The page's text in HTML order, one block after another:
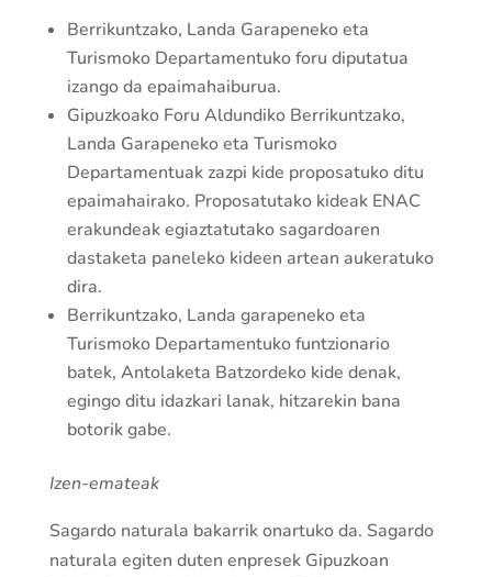
Berrikuntzako, Landa Garapeneko eta
Turismoko Departamentuko foru diputatua
izango da epaimahaiburua.
Gipuzkoako Foru Aldundiko Berrikuntzako,
Landa Garapeneko eta Turismoko
Departamentuak zazpi kide proposatuko ditu
epaimahairako. Proposatutako kideak ENAC
erakundeak egiaztatutako sagardoaren
dastaketa paneleko kideen artean aukeratuko
dira.
Berrikuntzako, Landa garapeneko eta
Turismoko Departamentuko funtzionario
batek, Antolaketa Batzordeko kide denak,
egingo ditu idazkari lanak, hitzarekin bana
botorik gabe.
Izen-emateak
Sagardo naturala bakarrik onartuko da. Sagardo
naturala egiten duten enpresek Gipuzkoan